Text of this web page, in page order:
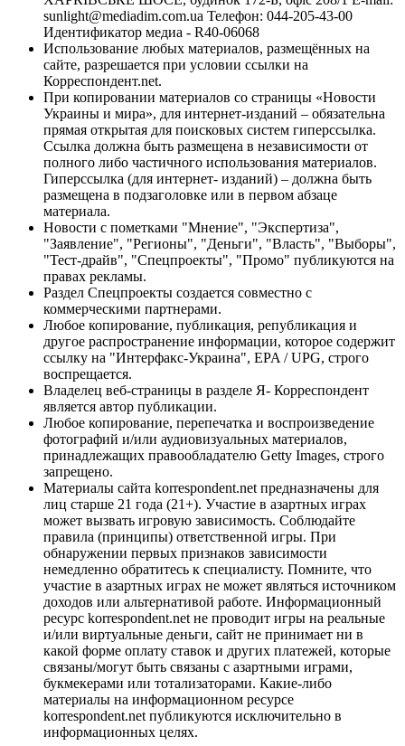
sunlight@mediadim.com.ua Телефон: 044-205-43-00
Идентификатор медиа - R40-06068
Использование любых материалов, размещённых на
сайте, разрешается при условии ссылки на
Корреспондент.net.
При копировании материалов со страницы «Новости
Украины и мира», для интернет-изданий – обязательна
прямая открытая для поисковых систем гиперссылка.
Ссылка должна быть размещена в независимости от
полного либо частичного использования материалов.
Гиперссылка (для интернет- изданий) – должна быть
размещена в подзаголовке или в первом абзаце
материала.
Новости с пометками "Мнение", "Экспертиза",
"Заявление", "Регионы", "Деньги", "Власть", "Выборы",
"Тест-драйв", "Спецпроекты", "Промо" публикуются на
правах рекламы.
Раздел Спецпроекты создается совместно с
коммерческими партнерами.
Любое копирование, публикация, републикация и
другое распространение информации, которое содержит
ссылку на "Интерфакс-Украина", EPA / UPG, строго
воспрещается.
Владелец веб-страницы в разделе Я- Корреспондент
является автор публикации.
Любое копирование, перепечатка и воспроизведение
фотографий и/или аудиовизуальных материалов,
принадлежащих правообладателю Getty Images, строго
запрещено.
Материалы сайта korrespondent.net предназначены для
лиц старше 21 года (21+). Участие в азартных играх
может вызвать игровую зависимость. Соблюдайте
правила (принципы) ответственной игры. При
обнаружении первых признаков зависимости
немедленно обратитесь к специалисту. Помните, что
участие в азартных играх не может являться источником
доходов или альтернативой работе. Информационный
ресурс korrespondent.net не проводит игры на реальные
и/или виртуальные деньги, сайт не принимает ни в
какой форме оплату ставок и других платежей, которые
связаны/могут быть связаны с азартными играми,
букмекерами или тотализаторами. Какие-либо
материалы на информационном ресурсе
korrespondent.net публикуются исключительно в
информационных целях.